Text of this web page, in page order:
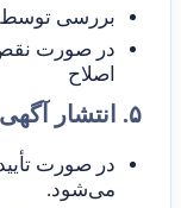
بررسی توسط
در صورت نقص
اصلاح
۵. انتشار آگهی اول در روزنامه رسمی
در صورت
می‌شود.